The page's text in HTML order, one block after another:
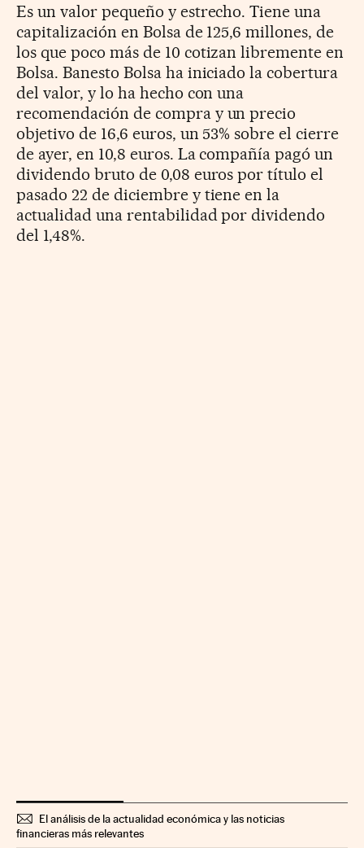
Es un valor pequeño y estrecho. Tiene una
capitalización en Bolsa de 125,6 millones, de
los que poco más de 10 cotizan libremente en
Bolsa. Banesto Bolsa ha iniciado la cobertura
del valor, y lo ha hecho con una
recomendación de compra y un precio
objetivo de 16,6 euros, un 53% sobre el cierre
de ayer, en 10,8 euros. La compañía pagó un
dividendo bruto de 0,08 euros por título el
pasado 22 de diciembre y tiene en la
actualidad una rentabilidad por dividendo
del 1,48%.
El análisis de la actualidad económica y las noticias
financieras más relevantes